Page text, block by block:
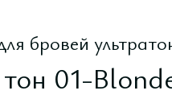
бровей
01-